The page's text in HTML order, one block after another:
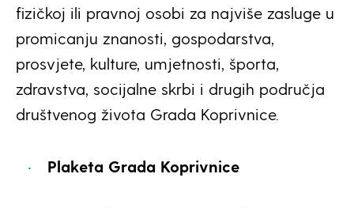
fizičkoj ili pravnoj osobi za najviše zasluge u
promicanju znanosti, gospodarstva,
prosvjete, kulture, umjetnosti, športa,
zdravstva, socijalne skrbi i drugih područja
društvenog života Grada Koprivnice.
Plaketa Grada Koprivnice